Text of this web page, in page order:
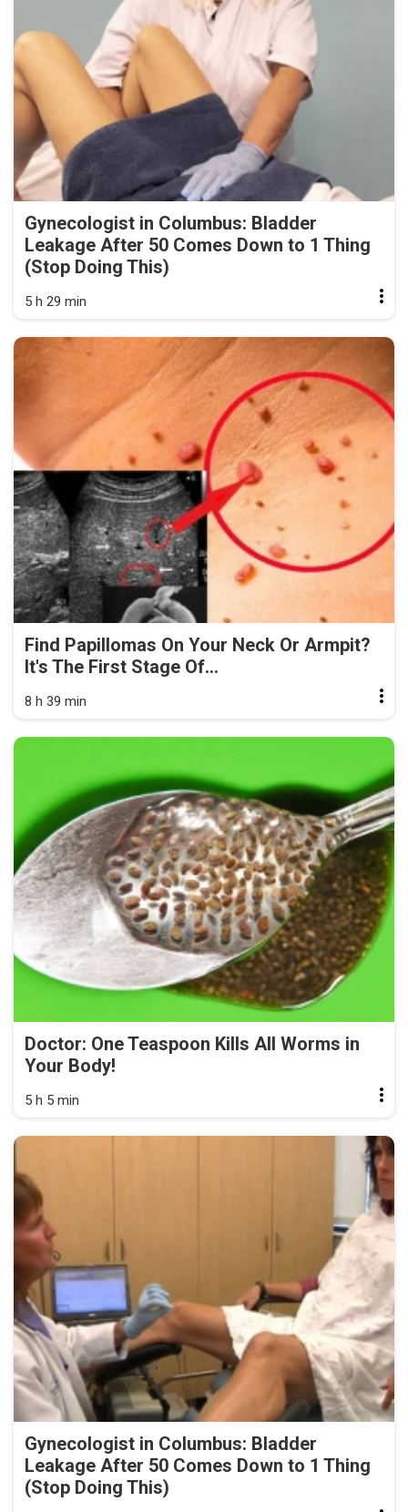
Gynecologist in Columbus: Bladder
Leakage After 50 Comes Down to 1 Thing
(Stop Doing This)
5 h 29 min
Find Papillomas On Your Neck Or Armpit?
It's The First Stage Of...
8 h 39 min
Doctor: One Teaspoon Kills All Worms in
Your Body!
5 h 5 min
Gynecologist in Columbus: Bladder
Leakage After 50 Comes Down to 1 Thing
(Stop Doing This)